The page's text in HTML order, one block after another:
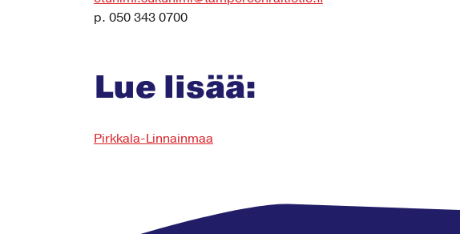
p. 050 343 0700
Lue lisää:
Pirkkala-Linnainmaa